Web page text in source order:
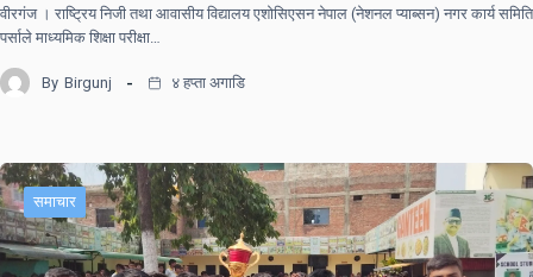
वीरगंज । राष्ट्रिय निजी तथा आवासीय विद्यालय एशोसिएसन नेपाल (नेशनल प्याब्सन) नगर कार्य समिति
पर्साले माध्यमिक शिक्षा परीक्षा…
By Birgunj ४ हप्ता अगाडि
समाचार